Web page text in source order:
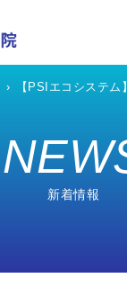
›
【PSIエコシステム
新着情報